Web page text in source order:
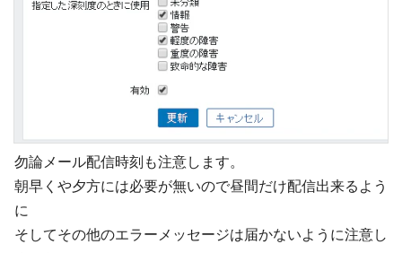
勿論メール配信時刻も注意します。
朝早くや夕方には必要が無いので昼間だけ配信出来るよう
に
そしてその他のエラーメッセージは届かないように注意し